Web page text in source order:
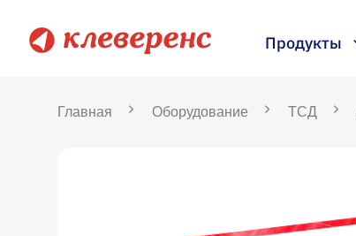
Продукты
Главная Оборудование ТСД